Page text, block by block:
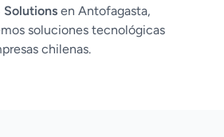
Solutions en Antofagasta,
soluciones tecnológicas
chilenas.